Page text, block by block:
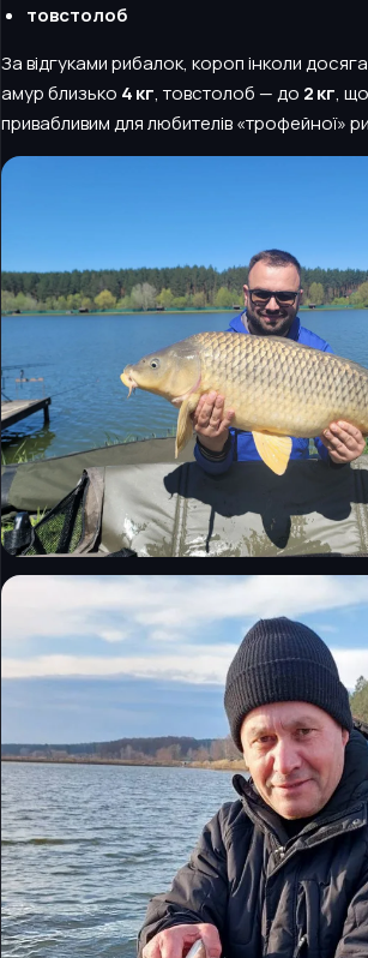
товстолоб
За відгуками рибалок, короп інколи
амур близько 4 кг, товстолоб — до 2 кг,
привабливим для любителів «трофейної»